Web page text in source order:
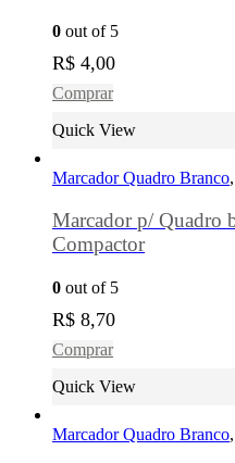
0 out of 5
R$ 4,00
Comprar
Quick View
Marcador Quadro Branco,
Marcador p/ Quadro
Compactor
0 out of 5
R$ 8,70
Comprar
Quick View
Marcador Quadro Branco,